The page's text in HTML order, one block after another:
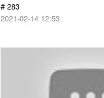
# 283
2021-02-14 12:53